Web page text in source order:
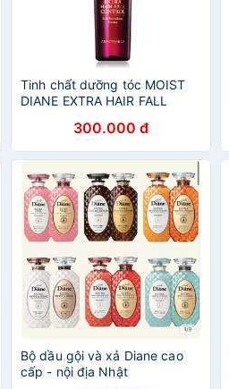
Tinh chất dưỡng tóc MOIST
DIANE EXTRA HAIR FALL
REVITALIZING ESSENCE -
50ml
300.000 đ
Bộ dầu gội và xả Diane cao
cấp - nội địa Nhật